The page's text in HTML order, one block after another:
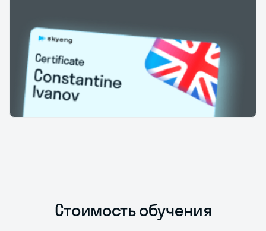
Стоимость обучения